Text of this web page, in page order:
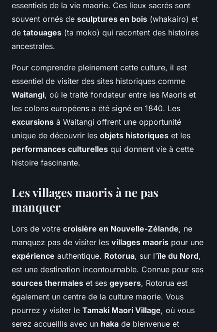
essentiels de la vie maorie. Ces lieux sacrés sont
souvent ornés de sculptures en bois (whakairo) et
de tatouages (ta moko) qui racontent des histoires
ancestrales.
Pour comprendre pleinement cette culture, il est
essentiel de visiter des sites historiques comme
Waitangi, où le traité fondateur entre les Maoris et
les colons européens a été signé en 1840. Les
excursions à Waitangi offrent une opportunité
unique de découvrir les objets historiques et les
performances culturelles qui donnent vie à cette
histoire fascinante.
Les villages maoris à ne pas
manquer
Lors de votre croisière en Nouvelle-Zélande, ne
manquez pas de visiter les villages maoris pour une
expérience authentique. Rotorua, sur l'île du Nord,
est une destination incontournable. Connue pour ses
sources thermales et ses geysers, Rotorua est
également un centre de la culture maorie. Vous
pourrez y visiter le Tamaki Maori Village, où vous
serez accueillis avec un haka de bienvenue et